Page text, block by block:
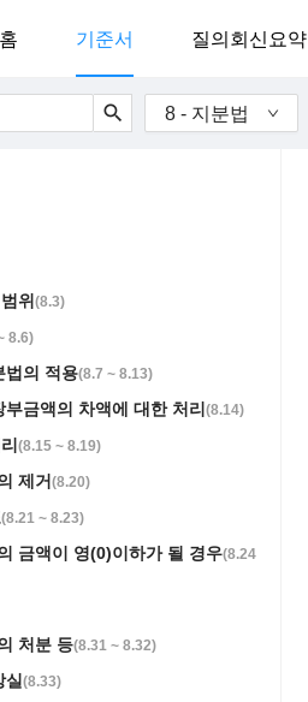
홈 기준서 질의회신요약
search 8 - 지분법
위 (8.3)
8.6)
법의 적용(8.7 ~ 8.13)
금액의 차액에 대한 처리 (8.14)
(8.15 ~ 8.19)
제거 (8.20)
(8.21 ~ 8.23)
금액이 영(0)이하가 될 경우(8.24
처분 등(8.31 ~ 8.32)
(8.33)